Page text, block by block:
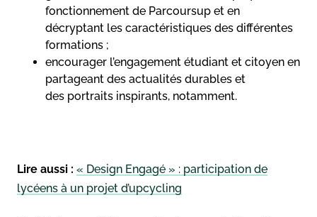
fonctionnement de Parcoursup et en
décryptant les caractéristiques des différentes
formations ;
encourager l’engagement étudiant et citoyen en
partageant des actualités durables et
des portraits inspirants, notamment.
Lire aussi : « Design Engagé » : participation de
lycéens à un projet d’upcycling